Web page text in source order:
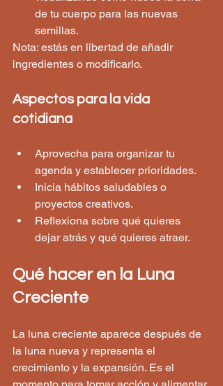
de tu cuerpo para las nuevas
semillas.
Nota: estás en libertad de añadir
ingredientes o modificarlo.
Aspectos para la vida
cotidiana
Aprovecha para organizar tu
agenda y establecer prioridades.
Inicia hábitos saludables o
proyectos creativos.
Reflexiona sobre qué quieres
dejar atrás y qué quieres atraer.
Qué hacer en la Luna
Creciente
La luna creciente aparece después de
la luna nueva y representa el
crecimiento y la expansión. Es el